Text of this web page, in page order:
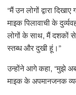
“मैं उन लोगों द्वारा
माइक पिलावाची के
लोगों के साथ, मैं दशकों से
स्तब्ध और दुखी हूं।”
उन्होंने आगे कहा, “मुझे
माइक के अपमानजनक